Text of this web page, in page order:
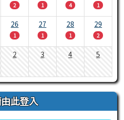
2 1 4 1
26
1
27
1
28
1
29
2
2 3 4 5
此登入